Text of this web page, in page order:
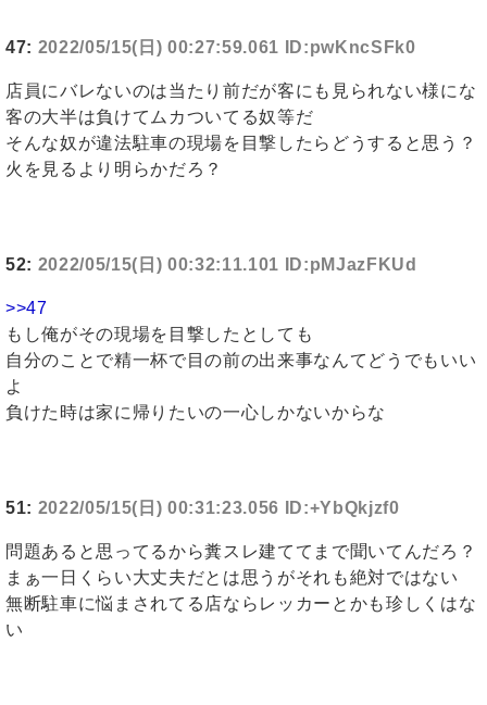
47: 2022/05/15(日) 00:27:59.061 ID:pwKncSFk0
店員にバレないのは当たり前だが客にも見られない様にな
客の大半は負けてムカついてる奴等だ
そんな奴が違法駐車の現場を目撃したらどうすると思う？
火を見るより明らかだろ？
52: 2022/05/15(日) 00:32:11.101 ID:pMJazFKUd
>>47
もし俺がその現場を目撃したとしても
自分のことで精一杯で目の前の出来事なんてどうでもいい
よ
負けた時は家に帰りたいの一心しかないからな
51: 2022/05/15(日) 00:31:23.056 ID:+YbQkjzf0
問題あると思ってるから糞スレ建ててまで聞いてんだろ？
まぁ一日くらい大丈夫だとは思うがそれも絶対ではない
無断駐車に悩まされてる店ならレッカーとかも珍しくはな
い